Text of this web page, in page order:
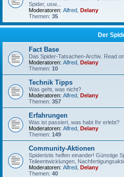
Spider, usw...
Moderatoren: Alfred Delany
Themen: 35
Der
Fact Base
Das Spider-Tatsachen-Archiv. Read
Moderatoren: Alfred Delany
Themen: 10
Technik Tipps
Was geht, was nicht?
Moderatoren: Alfred Delany
Themen: 357
Erfahrungen
Was ist passiert, was habt Ihr erlebt?
Moderatoren: Alfred Delany
Themen: 149
Community-Aktionen
Spideristis helfen einander! Günstige
Teileentwicklungen,
Moderatoren: Alfred Delany
Themen: 40